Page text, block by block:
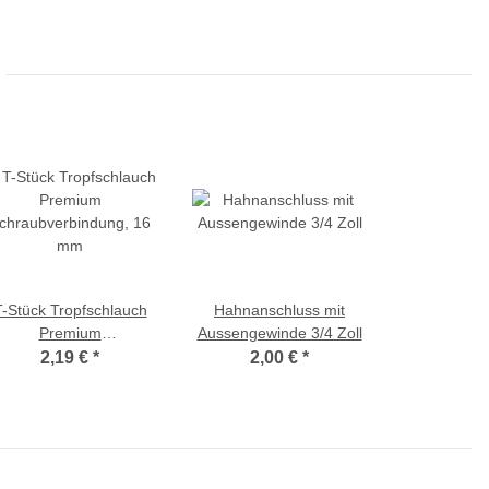
Stück Tropfschlauch
Premium
16
2,19 € *
Hahnanschluss mit
Aussengewinde 3/4 Zoll
2,00 € *